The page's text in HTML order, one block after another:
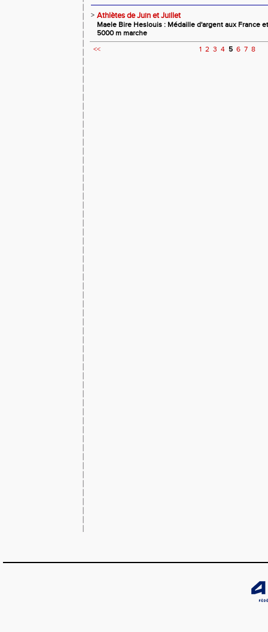
> Athlètes de Juin et Juillet
Maele Bire Heslouis : Médaille d'argent aux France
5000 m marche
<<
1 2 3 4 5 6 7 8